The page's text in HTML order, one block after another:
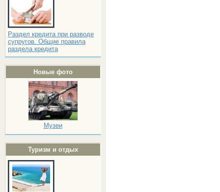
Раздел кредита при разводе
супругов. Общие правила
раздела кредита
Новые фото
Музеи
Туризм и отдых